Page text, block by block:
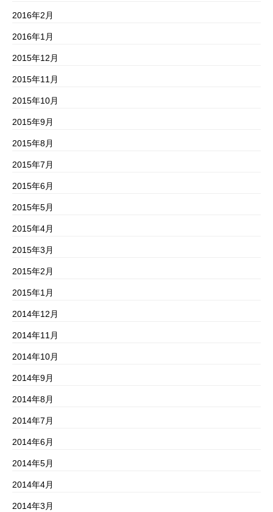
2016年2月
2016年1月
2015年12月
2015年11月
2015年10月
2015年9月
2015年8月
2015年7月
2015年6月
2015年5月
2015年4月
2015年3月
2015年2月
2015年1月
2014年12月
2014年11月
2014年10月
2014年9月
2014年8月
2014年7月
2014年6月
2014年5月
2014年4月
2014年3月